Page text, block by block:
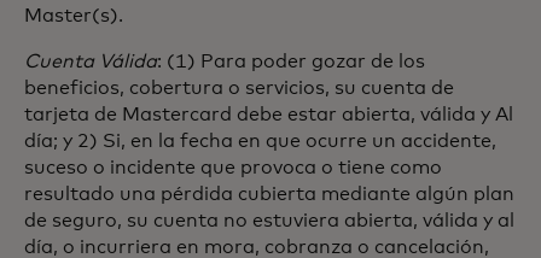
Master(s).
Cuenta Válida: (1) Para poder gozar de los
beneficios, cobertura o servicios, su cuenta de
tarjeta de Mastercard debe estar abierta, válida y Al
día; y 2) Si, en la fecha en que ocurre un accidente,
suceso o incidente que provoca o tiene como
resultado una pérdida cubierta mediante algún plan
de seguro, su cuenta no estuviera abierta, válida y al
día, o incurriera en mora, cobranza o cancelación,